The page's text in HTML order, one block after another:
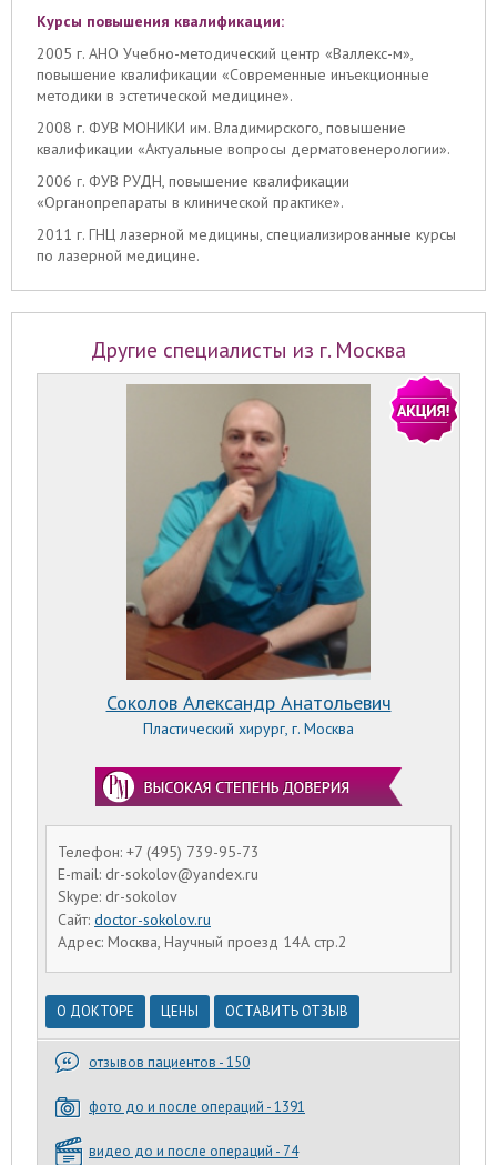
Курсы повышения квалификации:
2005 г. АНО Учебно-методический центр «Валлекс-м»,
повышение квалификации «Современные инъекционные
методики в эстетической медицине».
2008 г. ФУВ МОНИКИ им. Владимирского, повышение
квалификации «Актуальные вопросы дерматовенерологии».
2006 г. ФУВ РУДН, повышение квалификации
«Органопрепараты в клинической практике».
2011 г. ГНЦ лазерной медицины, специализированные курсы
по лазерной медицине.
Другие специалисты из г. Москва
Телефон: +7 (495) 739-95-73
E-mail: dr-sokolov@yandex.ru
Skype: dr-sokolov
Сайт: doctor-sokolov.ru
Адрес: Москва, Научный проезд 14А стр.2
Соколов Александр Анатольевич
Пластический хирург, г. Москва
О ДОКТОРЕ ЦЕНЫ ОСТАВИТЬ ОТЗЫВ
отзывов пациентов - 150
фото до и после операций - 1391
видео до и после операций - 74